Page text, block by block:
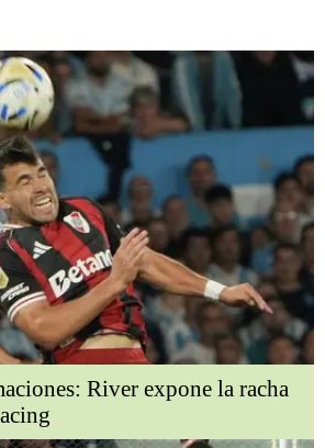
River expone la racha